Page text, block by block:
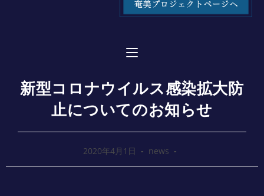
新型コロナウイルス感染拡大防
止についてのお知らせ
2020年4月1日 news